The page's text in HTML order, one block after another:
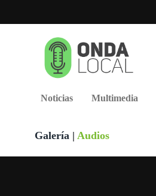
Noticias Multimedia
Galería| Audios